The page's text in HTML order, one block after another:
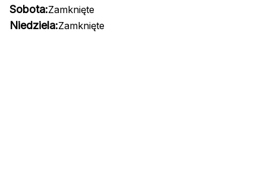
Sobota:Zamknięte
Niedziela:Zamknięte